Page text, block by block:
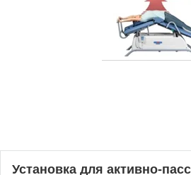
Установка для активно-